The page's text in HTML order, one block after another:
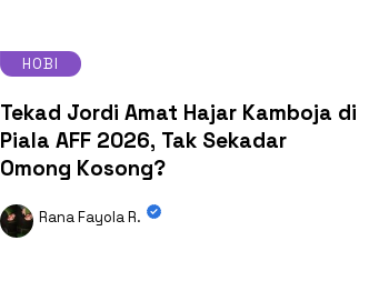
HOBI
Tekad Jordi Amat Hajar Kamboja di
Piala AFF 2026, Tak Sekadar
Omong Kosong?
Rana Fayola R.